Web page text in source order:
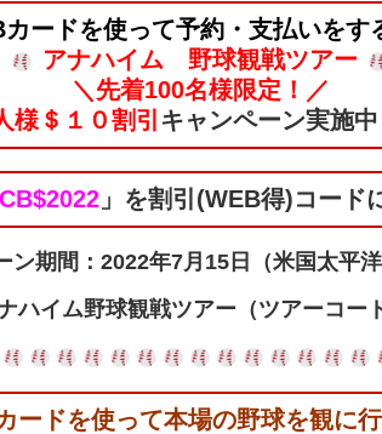
カードを使って予約・支払いをす
アナハイム 野球観戦ツアー
＼先着100名様限定！／
様＄１０割引 キャンペーン実施中
」 を割引(WEB得)コード
ン期間： 2022年7月 15日（米国太平
ハイム野球観戦ツアー（ツアーコー
ードを使って本場の野球を観に行